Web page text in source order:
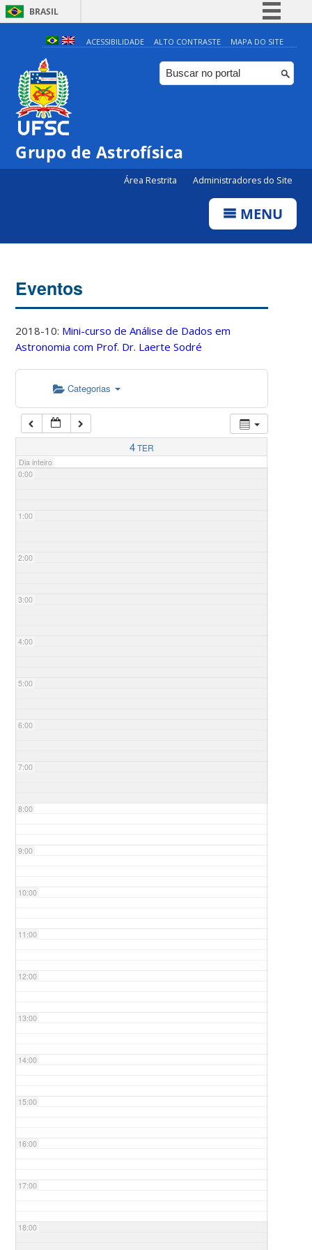
BRASIL
Simplifique!
Comunica BR
Participe
ACESSIBILIDADE ALTO CONTRASTE MAPA DO SITE
Grupo de Astrofísica
Área Restrita Administradores do Site
MENU
Eventos
2018-10: Mini-curso de Análise de Dados em
Astronomia com Prof. Dr. Laerte Sodré
Categorias
4TER
Dia inteiro
0:00
1:00
2:00
3:00
4:00
5:00
6:00
7:00
8:00
9:00
10:00
11:00
12:00
13:00
14:00
15:00
16:00
17:00
18:00